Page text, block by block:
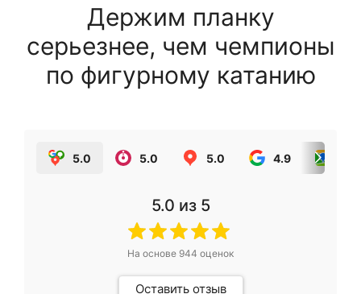
Держим планку
серьезнее, чем чемпионы
по фигурному катанию
5.0 5.0 5.0 4.9
5.0 из 5
На основе 944 оценок
Оставить отзыв